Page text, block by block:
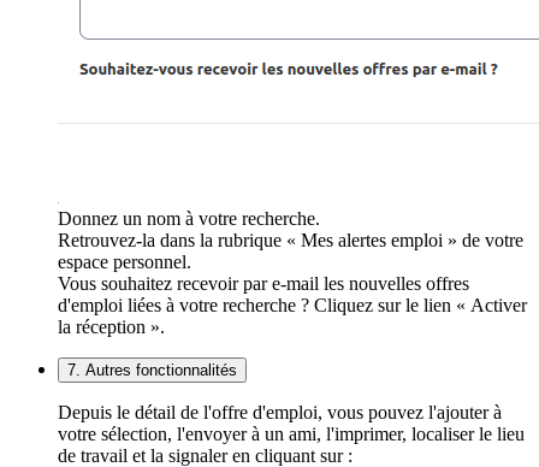
Donnez un nom à votre recherche.
Retrouvez-la dans la rubrique « Mes alertes emploi » de votre
espace personnel.
Vous souhaitez recevoir par e-mail les nouvelles offres
d'emploi liées à votre recherche ? Cliquez sur le lien « Activer
la réception ».
7. Autres fonctionnalités
Depuis le détail de l'offre d'emploi, vous pouvez l'ajouter à
votre sélection, l'envoyer à un ami, l'imprimer, localiser le lieu
de travail et la signaler en cliquant sur :